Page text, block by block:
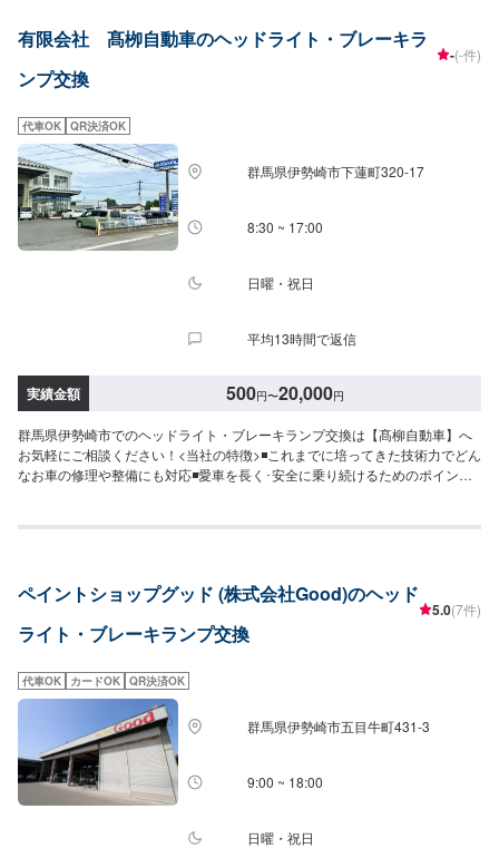
い！--------------------------------------------------【1】オファーにてお問い合わせ
【2】お見積り【3】お見積りにご納得いただければ作業開始【4】仕上がり
次第納車□納期について□最短30分程度で納車いたします。車種や交換内容に
て□作業中は無料の代車をご利用ください。※燃料代は、お客様負担となって
おります。予め、ご了承ください。□パーツ持ち込みについて□パーツの持ち
込み可能です。オファーの際に持ち込みパーツの詳細をご入力ください。
【定休日・営業時間】定休日：祝日営業時間：9:00~19:00
有限会社 髙栁自動車のヘッドライト・ブレーキラ
ンプ交換
-(-件)
代車OK QR決済OK
群馬県伊勢崎市下蓮町320-17
8:30 ~ 17:00
日曜・祝日
平均13時間で返信
実績金額 500円〜20,000円
群馬県伊勢崎市でのヘッドライト・ブレーキランプ交換は【髙柳自動車】へ
お気軽にご相談ください！<当社の特徴>◾これまでに培ってきた技術力でどん
なお車の修理や整備にも対応◾愛車を長く･安全に乗り続けるためのポイント
く済ませたい…★お時間があまり取れない…などのご相談もお気軽にどう
常1日～2日程度で納車となります。(要相談)納期は前後する場合がございま
す。予めご了承ください。-----代車について-----代車をご用意しています。お
車の作業中は代車をご利用ください。※代車の燃料代はお客様にご負担いただ
越しください。駐車スペースは事務所前の空いているスペースに駐車してく
ださい。受付はスタッフへ「メンテモで予約しました」とお伝えください。
ご案内いたします。【定休日・営業時間】定休日：日曜日、祝日営業時間：
8:30~1７:00
ペイントショップグッド (株式会社Good)のヘッド
ライト・ブレーキランプ交換
5.0(7件)
代車OK カードOK QR決済OK
群馬県伊勢崎市五目牛町431-3
9:00 ~ 18:00
日曜・祝日